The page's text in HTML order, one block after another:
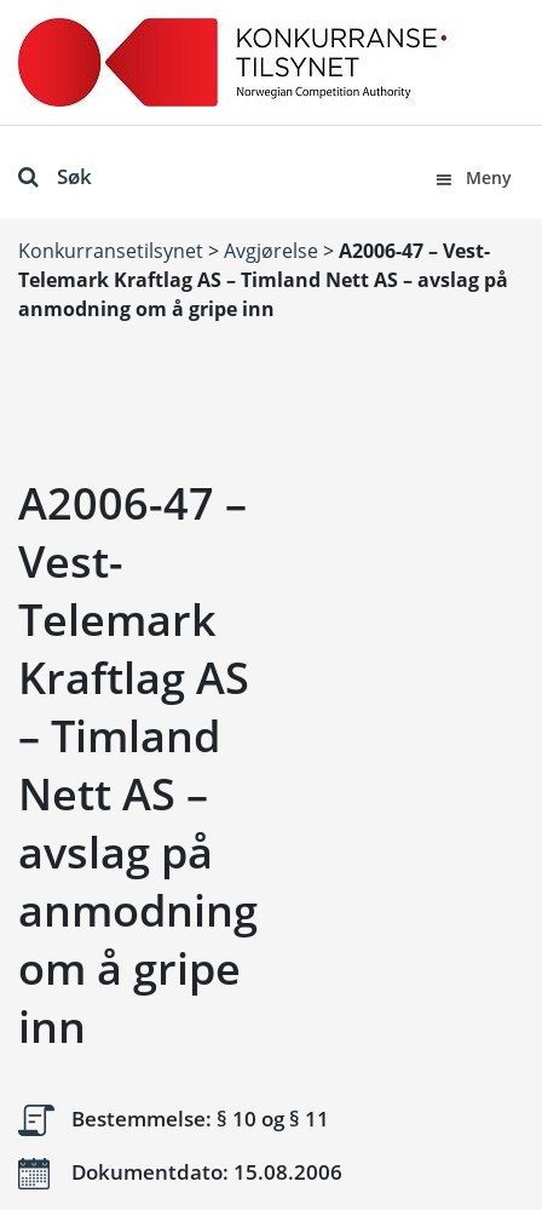
Søk Meny
Konkurransetilsynet>Avgjørelse>A2006-47 – Vest-
Telemark Kraftlag AS – Timland Nett AS – avslag på
anmodning om å gripe inn
A2006-47 –
Vest-
Telemark
Kraftlag AS
– Timland
Nett AS –
avslag på
anmodning
om å gripe
inn
Bestemmelse: § 10 og § 11
Dokumentdato: 15.08.2006